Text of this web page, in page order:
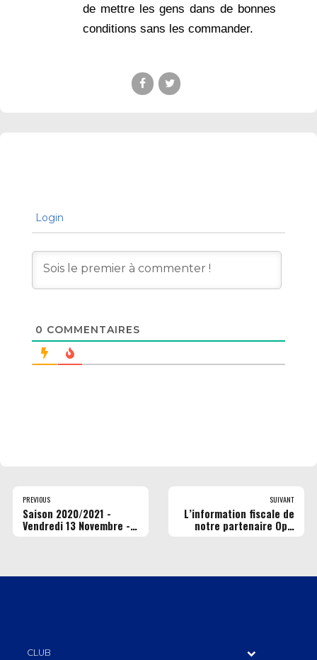
de mettre les gens dans de bonnes
conditions sans les commander.
Login
0 COMMENTAIRES
PREVIOUS
Saison 2020/2021 -
Vendredi 13 Novembre -
SUIVANT
L’information fiscale de
notre partenaire Opti
CLUB